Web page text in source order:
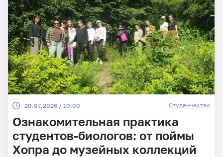
20.07.2026 / 10:00 Студенчество
Ознакомительная практика
студентов-биологов: от поймы
Хопра до музейных коллекций